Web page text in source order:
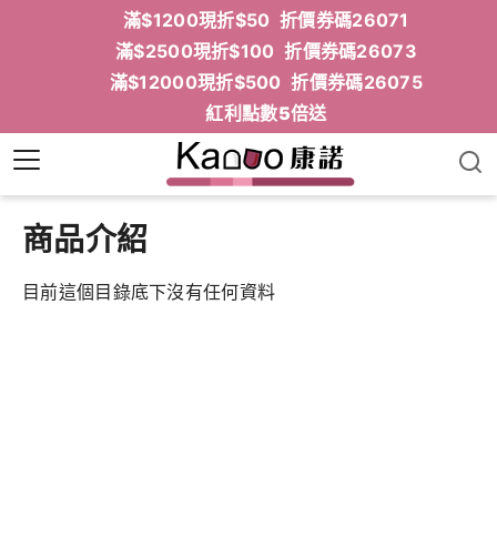
滿$1200現折$50 折價券碼26071
滿$2500現折$100 折價券碼26073
滿$12000現折$500 折價券碼26075
紅利點數5倍送
商品介紹
目前這個目錄底下沒有任何資料